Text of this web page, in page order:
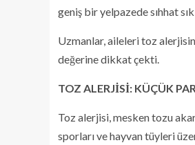
geniş bir yelpazede sıhhat
Uzmanlar, aileleri toz
değerine dikkat çekti.
TOZ ALERJİSİ: KÜÇÜK
Toz alerjisi, mesken tozu
sporları ve hayvan tüyleri